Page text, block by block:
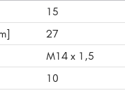
15
27
M14 x 1,5
10